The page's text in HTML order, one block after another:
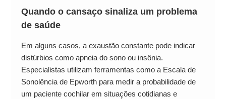
Quando o cansaço sinaliza um problema
de saúde
Em alguns casos, a exaustão constante pode indicar
distúrbios como apneia do sono ou insônia.
Especialistas utilizam ferramentas como a Escala de
Sonolência de Epworth para medir a probabilidade de
um paciente cochilar em situações cotidianas e